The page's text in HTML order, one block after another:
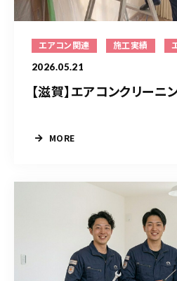
エアコン関連 施工実績
2026.05.21
【滋賀】エアコンクリーニ
MORE